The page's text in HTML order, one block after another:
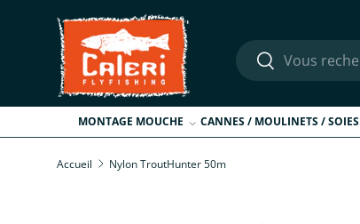
Aller au contenu
Recherche
Rechercher
MONTAGE MOUCHE CANNES / MOULINETS / SOIES
Accueil Nylon TroutHunter 50m